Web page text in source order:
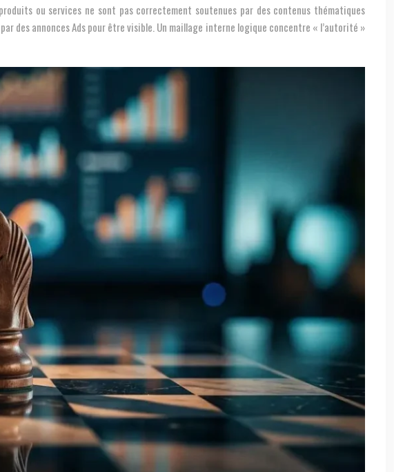
ou services ne sont pas correctement soutenues par des contenus thématiques
des annonces Ads pour être visible. Un maillage interne logique concentre « l’autorité »